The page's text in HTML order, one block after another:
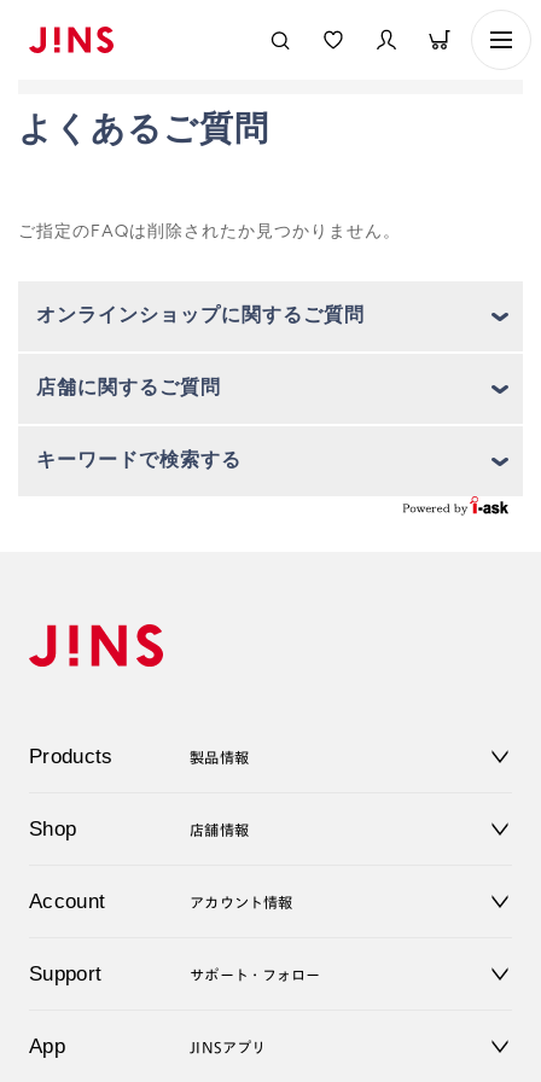
よくあるご質問
オンラインショップに関するご質問
店舗に関するご質問
キーワードで検索する
ご指定のFAQは削除されたか見つかりません。
Products 製品情報
サングラス
コンタクトレンズ
アクセサリー
Shop 店舗情報
オンラインショップ
Account アカウント情報
ログアウト
Support サポート・フォロー
よくあるご質問
App JINSアプリ